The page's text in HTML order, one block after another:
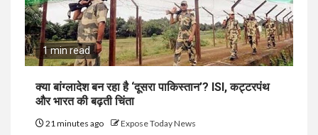
1 min read
क्या बांग्लादेश बन रहा है ‘दूसरा पाकिस्तान’? ISI, कट्टरपंथ
और भारत की बढ़ती चिंता
21 minutes ago Expose Today News